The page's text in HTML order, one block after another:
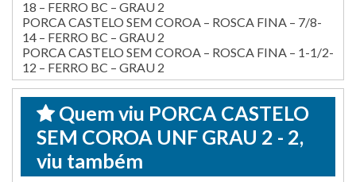
18 – FERRO BC – GRAU 2
PORCA CASTELO SEM COROA – ROSCA FINA – 7/8-
14 – FERRO BC – GRAU 2
PORCA CASTELO SEM COROA – ROSCA FINA – 1-1/2-
12 – FERRO BC – GRAU 2
Quem viu PORCA CASTELO
SEM COROA UNF GRAU 2 - 2,
viu também